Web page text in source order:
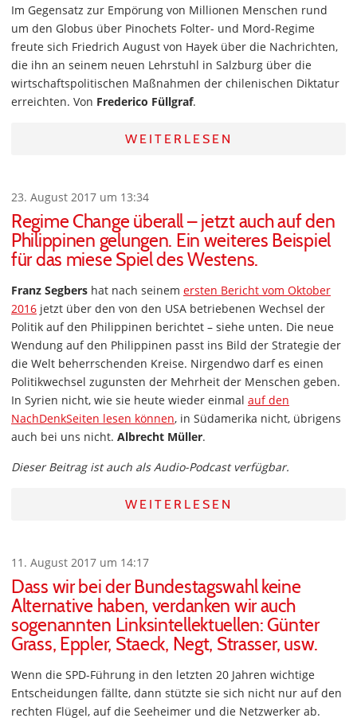
Im Gegensatz zur Empörung von Millionen Menschen rund
um den Globus über Pinochets Folter- und Mord-Regime
freute sich Friedrich August von Hayek über die Nachrichten,
die ihn an seinem neuen Lehrstuhl in Salzburg über die
wirtschaftspolitischen Maßnahmen der chilenischen Diktatur
erreichten. Von Frederico Füllgraf.
WEITERLESEN
23. August 2017 um 13:34
Regime Change überall – jetzt auch auf den
Philippinen gelungen. Ein weiteres Beispiel
für das miese Spiel des Westens.
Franz Segbers hat nach seinem ersten Bericht vom Oktober
2016 jetzt über den von den USA betriebenen Wechsel der
Politik auf den Philippinen berichtet – siehe unten. Die neue
Wendung auf den Philippinen passt ins Bild der Strategie der
die Welt beherrschenden Kreise. Nirgendwo darf es einen
Politikwechsel zugunsten der Mehrheit der Menschen geben.
In Syrien nicht, wie sie heute wieder einmal auf den
NachDenkSeiten lesen können, in Südamerika nicht, übrigens
auch bei uns nicht. Albrecht Müller.
Dieser Beitrag ist auch als Audio-Podcast verfügbar.
WEITERLESEN
11. August 2017 um 14:17
Dass wir bei der Bundestagswahl keine
Alternative haben, verdanken wir auch
sogenannten Linksintellektuellen: Günter
Grass, Eppler, Staeck, Negt, Strasser, usw.
Wenn die SPD-Führung in den letzten 20 Jahren wichtige
Entscheidungen fällte, dann stützte sie sich nicht nur auf den
rechten Flügel, auf die Seeheimer und die Netzwerker ab.